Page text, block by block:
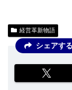
経営革新物語
シェアする